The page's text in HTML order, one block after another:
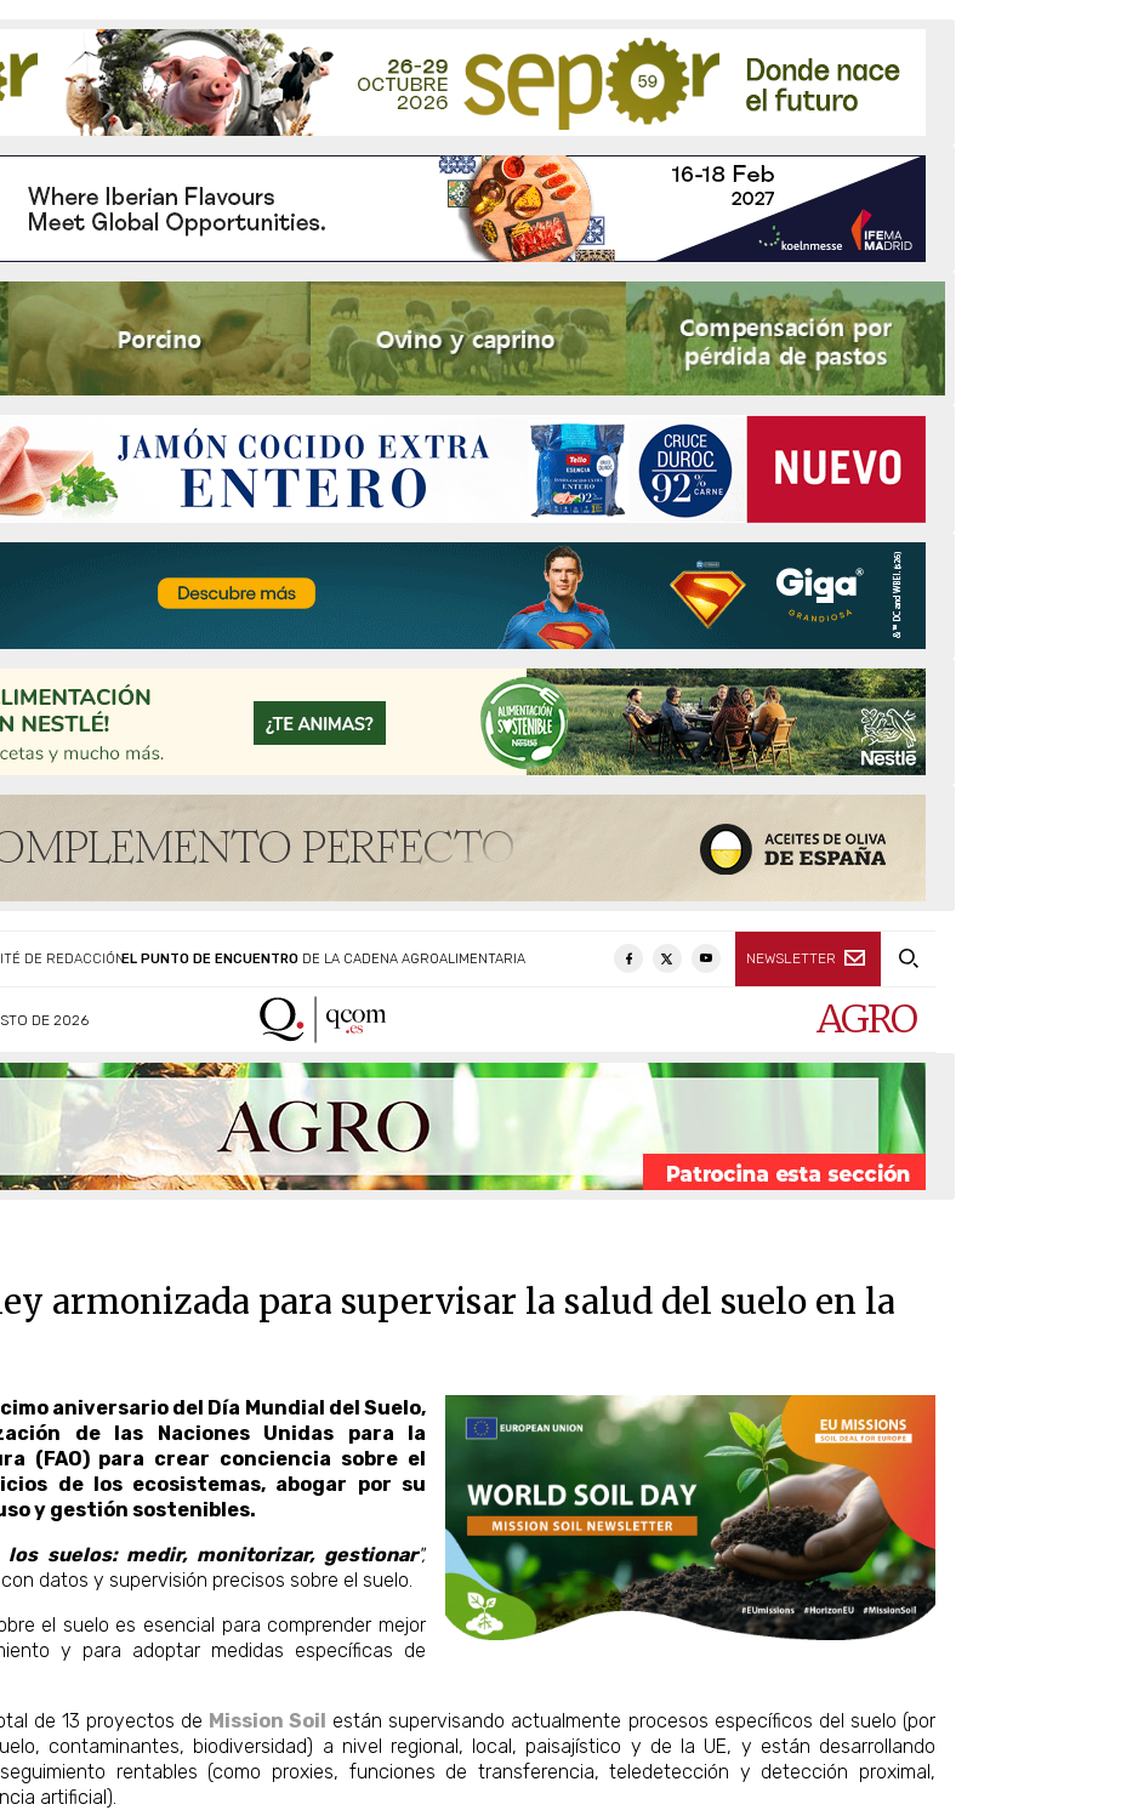
DE REDACCIÓN NEWSLETTER
EL PUNTO DE ENCUENTRODE LA CADENA AGROALIMENTARIA
DE 2026 AGRO
armonizada para supervisar la salud del suelo en la
aniversario del Día Mundial del Suelo,
de las Naciones Unidas para la
(FAO) para crear conciencia sobre el
de los ecosistemas, abogar por su
y gestión sostenibles.
los suelos: medir, monitorizar, gestionar",
datos y supervisión precisos sobre el suelo.
el suelo es esencial para comprender mejor
y para adoptar medidas específicas de
de 13 proyectos de Mission Soil están supervisando actualmente procesos específicos del suelo (por
contaminantes, biodiversidad) a nivel regional, local, paisajístico y de la UE, y están desarrollando
rentables (como proxies, funciones de transferencia, teledetección y detección proximal,
artificial).